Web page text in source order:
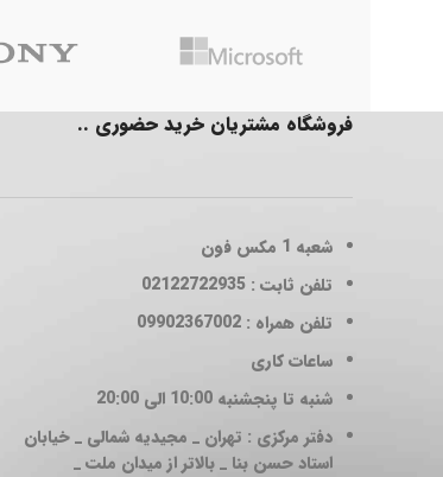
فروشگاه مشتریان خرید حضوری ..
شعبه 1
مکس فون
تلفن ثابت : 02122722935
تلفن همراه : 09902367002
ساعات کاری
شنبه تا پنجشنبه 10:00 الی 20:00
دفتر مرکزی : تهران _ مجیدیه شمالی _ خیابان
استاد حسن بنا _ بالاتر از میدان ملت _